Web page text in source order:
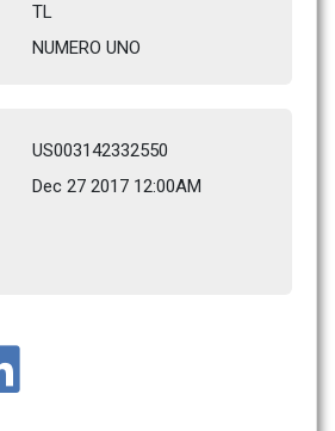
TL
NUMERO UNO
US003142332550
Dec 27 2017 12:00AM